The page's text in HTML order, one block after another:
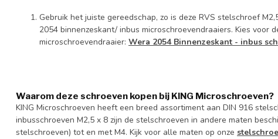
Gebruik het juiste gereedschap, zo is deze RVS stelschroef
2054 binnenzeskant/ inbus microschroevendraaiers. Kies voor
microschroevendraaier: Wera 2054 Binnenzeskant - inbus
Waarom deze schroeven kopen bij KING Microschroeven?
KING Microschroeven heeft een breed assortiment aan DIN 916
inbusschroeven M2,5 x 8 zijn de stelschroeven in andere maten
stelschroeven) tot en met M4. Kijk voor alle maten op onze